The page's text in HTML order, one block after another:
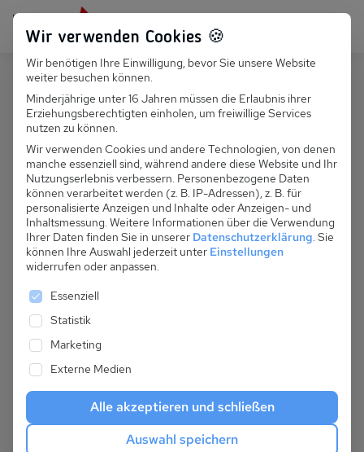
Persönlich für dich da: +49 251 899 050
Suchfeld
Suchen
CH 362.008 - Chalet "Marbre"
Wir verwenden Cookies 🍪
Wir benötigen Ihre Einwilligung, bevor Sie unsere Website
weiter besuchen können.
Minderjährige unter 16 Jahren müssen die Erlaubnis ihrer
Erziehungsberechtigten einholen, um freiwillige Services
nutzen zu können.
Wir verwenden Cookies und andere Technologien, von denen
manche essenziell sind, während andere diese Website und Ihr
Nutzungserlebnis verbessern. Personenbezogene Daten
können verarbeitet werden (z. B. IP-Adressen), z. B. für
personalisierte Anzeigen und Inhalte oder Anzeigen- und
Inhaltsmessung. Weitere Informationen über die Verwendung
Ihrer Daten finden Sie in unserer Datenschutzerklärung. Sie
können Ihre Auswahl jederzeit unter Einstellungen
widerrufen oder anpassen.
Es folgt eine Liste der Service-Gruppen, für die
Essenziell
Statistik
Marketing
Externe Medien
Alle akzeptieren und schließen
Auswahl speichern